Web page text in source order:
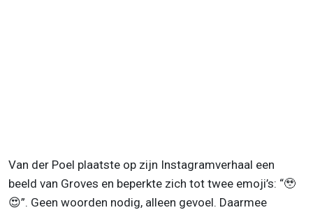
Van der Poel plaatste op zijn Instagramverhaal een
beeld van Groves en beperkte zich tot twee emoji’s: “🥹
😍”. Geen woorden nodig, alleen gevoel. Daarmee